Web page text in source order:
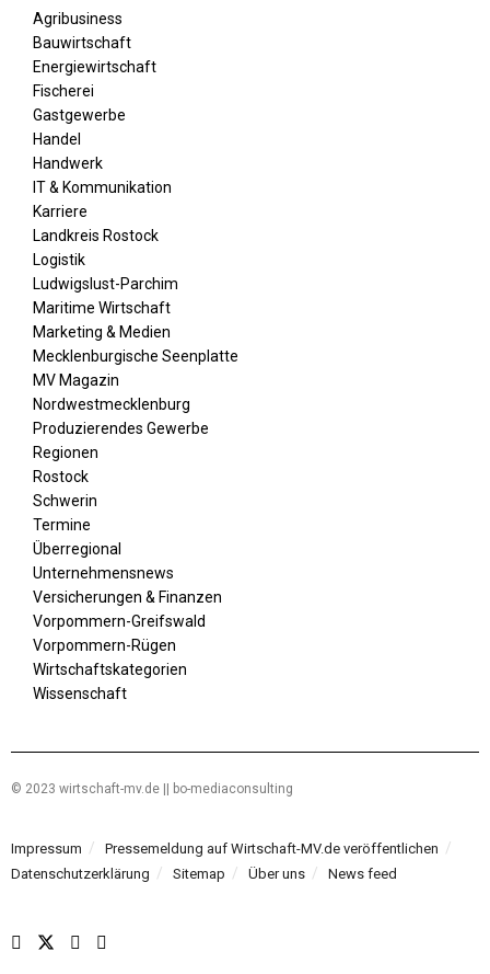
Agribusiness
Bauwirtschaft
Energiewirtschaft
Fischerei
Gastgewerbe
Handel
Handwerk
IT & Kommunikation
Karriere
Landkreis Rostock
Logistik
Ludwigslust-Parchim
Maritime Wirtschaft
Marketing & Medien
Mecklenburgische Seenplatte
MV Magazin
Nordwestmecklenburg
Produzierendes Gewerbe
Regionen
Rostock
Schwerin
Termine
Überregional
Unternehmensnews
Versicherungen & Finanzen
Vorpommern-Greifswald
Vorpommern-Rügen
Wirtschaftskategorien
Wissenschaft
© 2023 wirtschaft-mv.de || bo-mediaconsulting
Impressum
Pressemeldung auf Wirtschaft-MV.de veröffentlichen
Datenschutzerklärung
Sitemap Über uns News feed